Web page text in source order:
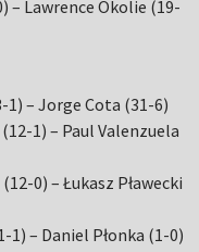
– Lawrence Okolie (19-
1) – Jorge Cota (31-6)
1) – Paul Valenzuela
0) – Łukasz Pławecki
1) – Daniel Płonka (1-0)